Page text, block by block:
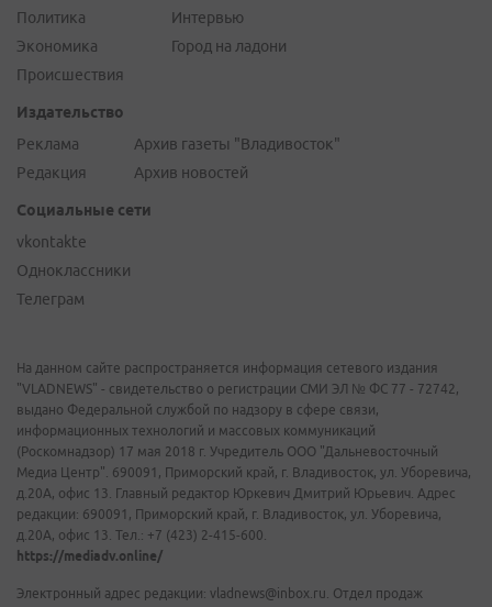
Политика
Экономика
Происшествия
Интервью
Город на ладони
Издательство
Реклама
Редакция
Архив газеты "Владивосток"
Архив новостей
Социальные сети
vkontakte
Одноклассники
Телеграм
На данном сайте распространяется информация сетевого издания
"VLADNEWS" - свидетельство о регистрации СМИ ЭЛ № ФС 77 - 72742,
выдано Федеральной службой по надзору в сфере связи,
информационных технологий и массовых коммуникаций
(Роскомнадзор) 17 мая 2018 г. Учредитель ООО "Дальневосточный
Медиа Центр". 690091, Приморский край, г. Владивосток, ул. Уборевича,
д.20А, офис 13. Главный редактор Юркевич Дмитрий Юрьевич. Адрес
редакции: 690091, Приморский край, г. Владивосток, ул. Уборевича,
д.20А, офис 13. Тел.: +7 (423) 2-415-600.
https://mediadv.online/
Электронный адрес редакции: vladnews@inbox.ru. Отдел продаж